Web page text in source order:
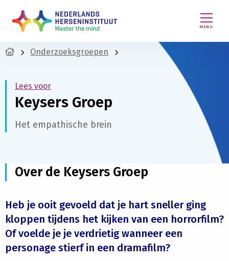
MENU
Onderzoeksgroepen
Lees voor
Keysers Groep
Het empathische brein
Over de Keysers Groep
Heb je ooit gevoeld dat je hart sneller ging
kloppen tijdens het kijken van een horrorfilm?
Of voelde je je verdrietig wanneer een
personage stierf in een dramafilm?